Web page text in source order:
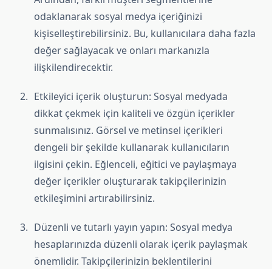
odaklanarak sosyal medya içeriğinizi
kişiselleştirebilirsiniz. Bu, kullanıcılara daha fazla
değer sağlayacak ve onları markanızla
ilişkilendirecektir.
Etkileyici içerik oluşturun: Sosyal medyada
dikkat çekmek için kaliteli ve özgün içerikler
sunmalısınız. Görsel ve metinsel içerikleri
dengeli bir şekilde kullanarak kullanıcıların
ilgisini çekin. Eğlenceli, eğitici ve paylaşmaya
değer içerikler oluşturarak takipçilerinizin
etkileşimini artırabilirsiniz.
Düzenli ve tutarlı yayın yapın: Sosyal medya
hesaplarınızda düzenli olarak içerik paylaşmak
önemlidir. Takipçilerinizin beklentilerini